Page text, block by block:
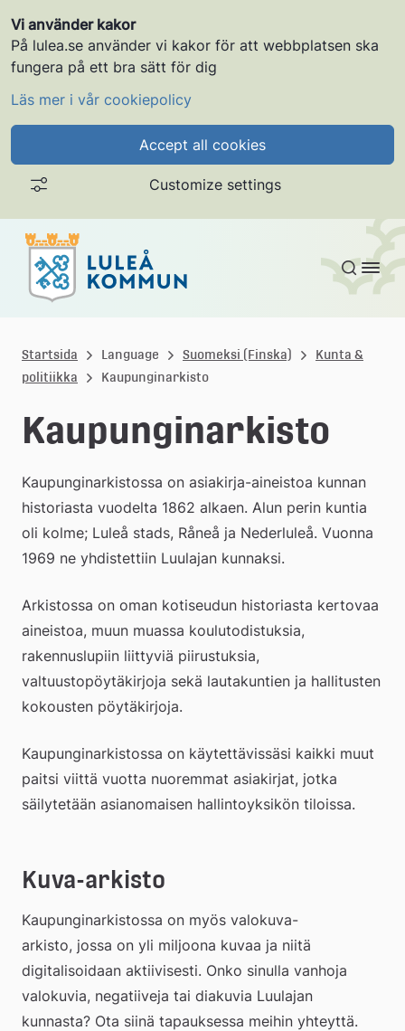
Vi använder kakor
På lulea.se använder vi kakor för att webbplatsen ska
fungera på ett bra sätt för dig
Läs mer i vår cookiepolicy
Accept all cookies
Customize settings
Gå till innehållet
u
l
e
k
o
m
m
u
n
Startsida Language Suomeksi (Finska)
Kunta &
politiikka
Kaupunginarkisto
Kaupunginarkistossa on asiakirja-aineistoa kunnan
historiasta vuodelta 1862 alkaen. Alun perin kuntia
oli kolme; Luleå stads, Råneå ja Nederluleå. Vuonna
1969 ne yhdistettiin Luulajan kunnaksi.
Arkistossa on oman kotiseudun historiasta kertovaa
aineistoa, muun muassa koulutodistuksia,
rakennuslupiin liittyviä piirustuksia,
valtuustopöytäkirjoja sekä lautakuntien ja hallitusten
kokousten pöytäkirjoja.
Kaupunginarkistossa on käytettävissäsi kaikki muut
paitsi viittä vuotta nuoremmat asiakirjat, jotka
säilytetään asianomaisen hallintoyksikön tiloissa.
Kuva-arkisto
Kaupunginarkistossa on myös valokuva-
arkisto, jossa on yli miljoona kuvaa ja niitä
digitalisoidaan aktiivisesti. Onko sinulla vanhoja
valokuvia, negatiiveja tai diakuvia Luulajan
kunnasta? Ota siinä tapauksessa meihin yhteyttä.